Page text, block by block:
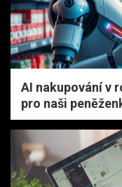
AI nakupování v
pro naši